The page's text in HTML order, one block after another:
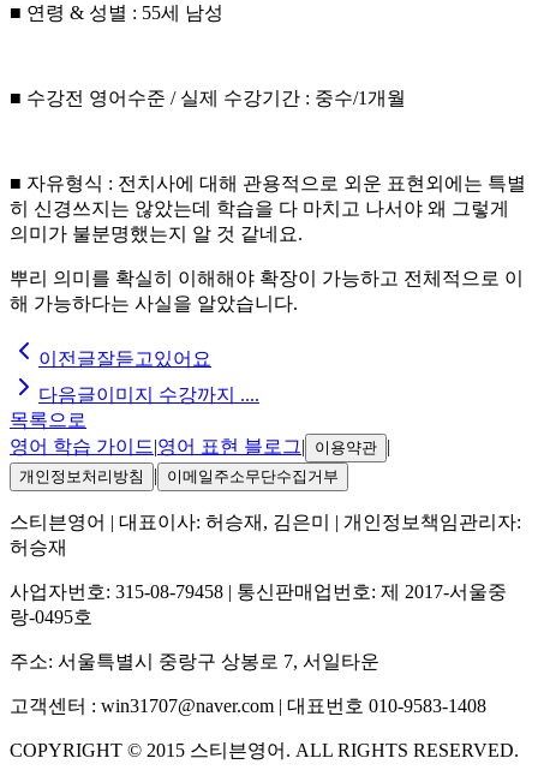
■ 연령 & 성별 : 55세 남성
■ 수강전 영어수준 / 실제 수강기간 : 중수/1개월
■ 자유형식 : 전치사에 대해 관용적으로 외운 표현외에는 특별
히 신경쓰지는 않았는데 학습을 다 마치고 나서야 왜 그렇게
의미가 불분명했는지 알 것 같네요.
뿌리 의미를 확실히 이해해야 확장이 가능하고 전체적으로 이
해 가능하다는 사실을 알았습니다.
이전글잘듣고있어요
다음글이미지 수강까지 ....
목록으로
영어 학습 가이드|영어 표현 블로그| 이용약관 |
개인정보처리방침 | 이메일주소무단수집거부
스티븐영어 | 대표이사: 허승재, 김은미
| 개인정보책임관리자:
허승재
사업자번호: 315-08-79458 | 통신판매업번호: 제 2017-서울중
랑-0495호
주소: 서울특별시 중랑구 상봉로 7, 서일타운
고객센터 : win31707@naver.com | 대표번호 010-9583-1408
COPYRIGHT © 2015 스티븐영어 . ALL RIGHTS RESERVED.